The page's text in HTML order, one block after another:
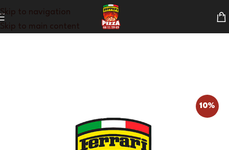
Skip to navigation
Skip to main content
10%